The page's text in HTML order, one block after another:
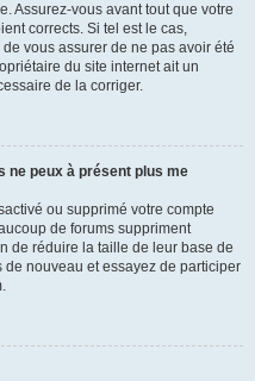
Assurez-vous avant tout que votre
corrects. Si tel est le cas,
vous assurer de ne pas avoir été
du site internet ait un
de la corriger.
ne peux à présent plus me
ou supprimé votre compte
de forums suppriment
de réduire la taille de leur base de
nouveau et essayez de participer